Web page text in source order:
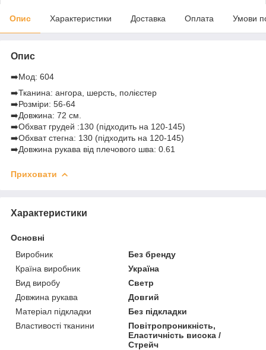
Опис Характеристики Доставка Оплата Умови
Опис
➡️Мод: 604
➡️Тканина: ангора, шерсть, полієстер
➡️Розміри: 56-64
➡️Довжина: 72 см.
➡️Обхват грудей :130 (підходить на 120-145)
➡️Обхват стегна: 130 (підходить на 120-145)
➡️Довжина рукава від плечового шва: 0.61
Приховати
Характеристики
Основні
Виробник
Без бренду
Країна виробник
Україна
Вид виробу
Светр
Довжина рукава
Довгий
Матеріал підкладки
Без підкладки
Властивості тканини
Повітропроникність,
Еластичність висока /
Стрейч